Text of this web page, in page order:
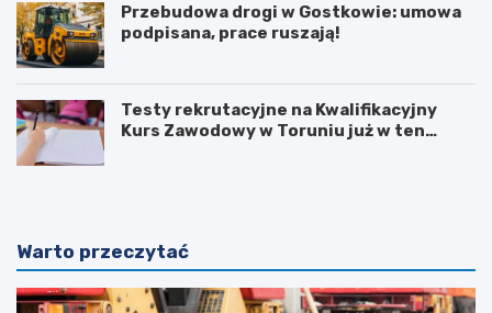
Przebudowa drogi w Gostkowie: umowa
podpisana, prace ruszają!
Testy rekrutacyjne na Kwalifikacyjny
Kurs Zawodowy w Toruniu już w ten
Warto przeczytać